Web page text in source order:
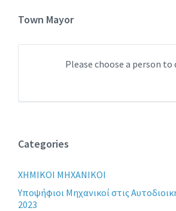
Town Mayor
Please choose a person to
Categories
XHMIKOI MHXANIKOI
Yποψήφιοι Μηχανικοί στις
2023